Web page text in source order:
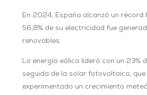
En 2024, España alcanzó un récord
56,8% de su electricidad fue
renovables.
La energía eólica lideró con un 23%
seguida de la solar fotovoltaica, que
experimentado un crecimiento